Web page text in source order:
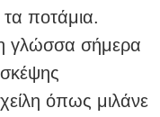
ποτάμια.
γλώσσα σήμερα
όπως μιλάνε